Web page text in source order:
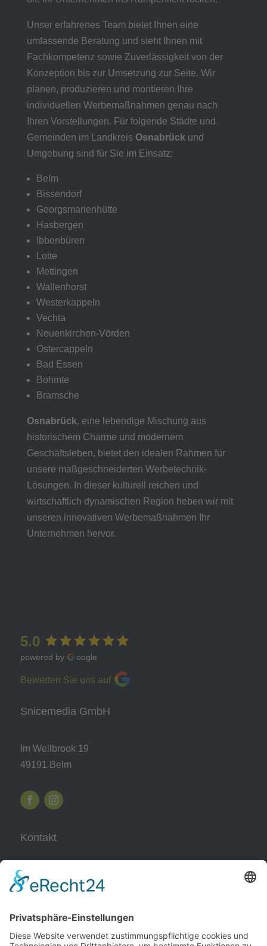
Unser erfahrenes Team bietet Ihnen eine
umfassende Beratung und steht Ihnen mit
Fachkompetenz sowie Zuverlässigkeit von der
Konzeption bis zur Umsetzung zur Seite. Wir
planen, produzieren und montieren Ihre
individuellen Werbemaßnahmen genau nach
Ihren Vorstellungen. Für folgende Städte und
Gemeinden im Landkreis Osnabrück und
Umgebung sind für Sie im Einsatz:
Belm
Bissendorf
Georgsmarienhütte
Hasbergen
Ibbenbüren
Lotte
Mettingen
Wallenhorst
Westerkappeln
Vechta
Neuenkirchen-Vörden
Ostercappeln
Bad Essen
Bohmte
Bramsche
Osnabrück, eine lebendige Mischung aus
historischem Charme und modernem
Geschäftsleben, bietet den idealen Rahmen für
unsere maßgeschneiderten Werbetechnik-
Lösungen. In dieser kulturell reichen und
wirtschaftlich dynamischen Region heben wir mit
unseren innovativen Werbemaßnahmen Ihr
Unternehmen hervor.
5.0
powered by oogle
Bewerten Sie uns auf
Snicemedia GmbH
Im Wellbrook 19
49191 Belm
Kontakt
05406 – 500 872 0
info@snicemedia.de